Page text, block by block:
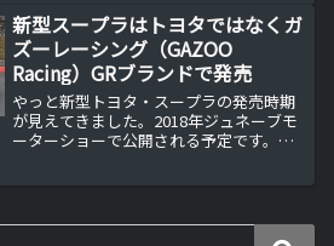
イヤ4本を保管するために必要なレンタル
倉庫（トランクルーム）...
新型スープラはトヨタではなくガ
ズーレーシング（GAZOO
Racing）GRブランドで発売
やっと新型トヨタ・スープラの発売時期
が見えてきました。2018年ジュネーブモ
ーターショーで公開される予定です。新